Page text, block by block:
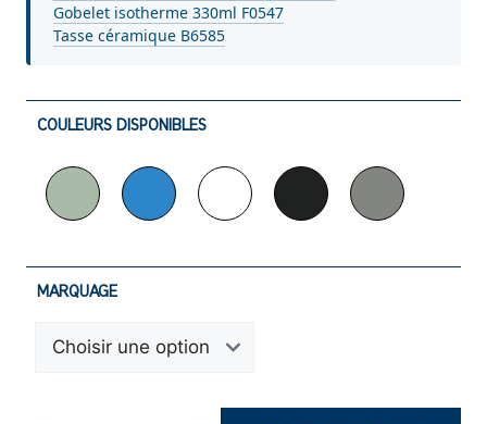
Gobelet isotherme 330ml F0547
Tasse céramique B6585
COULEURS DISPONIBLES
MARQUAGE